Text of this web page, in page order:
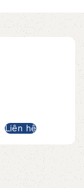
Liên hệ